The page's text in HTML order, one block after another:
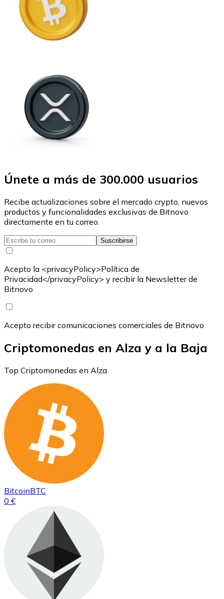
Únete a más de 300.000 usuarios
Recibe actualizaciones sobre el mercado crypto, nuevos
productos y funcionalidades exclusivas de Bitnovo
directamente en tu correo.
Suscribirse
Acepto la <privacyPolicy>Política de
Privacidad</privacyPolicy> y recibir la Newsletter de
Bitnovo
Acepto recibir comunicaciones comerciales de Bitnovo
Criptomonedas en Alza y a la Baja
Top Criptomonedas en Alza
BitcoinBTC
0 €